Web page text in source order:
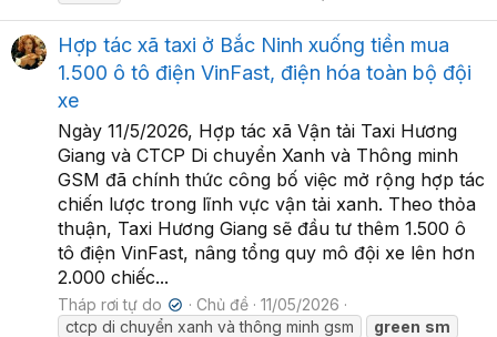
Hợp tác xã taxi ở Bắc Ninh xuống tiền mua
1.500 ô tô điện VinFast, điện hóa toàn bộ đội
xe
Ngày 11/5/2026, Hợp tác xã Vận tải Taxi Hương
Giang và CTCP Di chuyển Xanh và Thông minh
GSM đã chính thức công bố việc mở rộng hợp tác
chiến lược trong lĩnh vực vận tải xanh. Theo thỏa
thuận, Taxi Hương Giang sẽ đầu tư thêm 1.500 ô
tô điện VinFast, nâng tổng quy mô đội xe lên hơn
2.000 chiếc...
Tháp rơi tự do ✔ Chủ đề
11/05/2026
ctcp di chuyển xanh và thông minh gsm
green sm